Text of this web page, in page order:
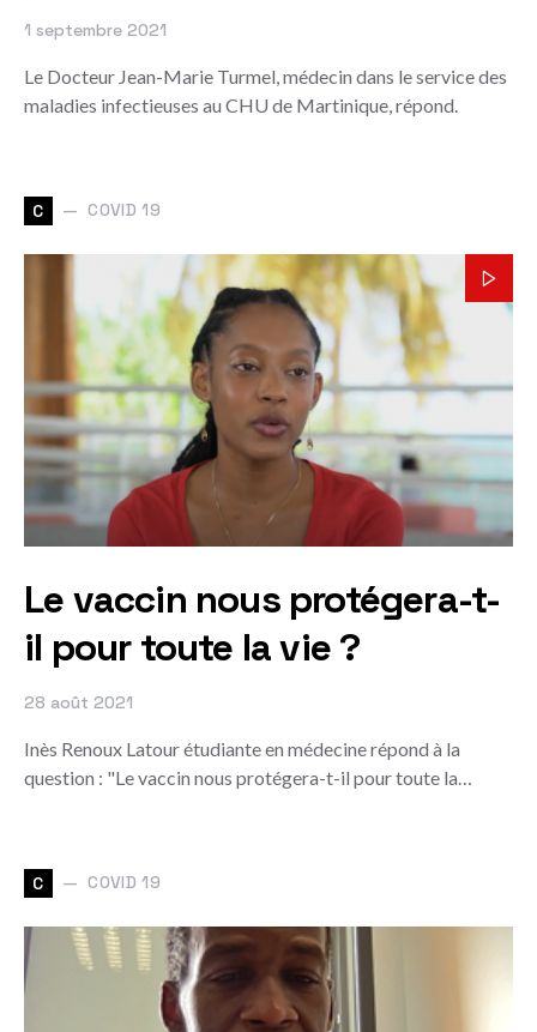
1 septembre 2021
Le Docteur Jean-Marie Turmel, médecin dans le service des
maladies infectieuses au CHU de Martinique, répond.
C COVID 19
Le vaccin nous protégera-t-
il pour toute la vie ?
28 août 2021
Inès Renoux Latour étudiante en médecine répond à la
question : "Le vaccin nous protégera-t-il pour toute la…
C COVID 19